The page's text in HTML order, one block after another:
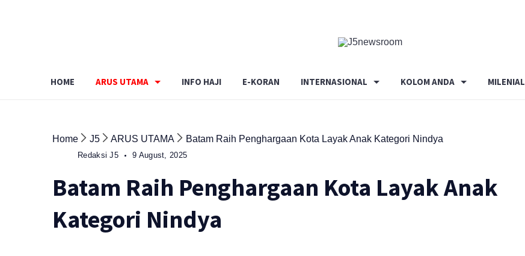
Pers
✔️
HOME ARUS UTAMA INFO HAJI E-KORAN INTERNASIONAL KOLOM ANDA MILENIAL
Home J5 ARUS UTAMA Batam Raih Penghargaan Kota Layak Anak Kategori Nindya
Redaksi J5 9 August, 2025
Batam Raih Penghargaan Kota Layak Anak
Kategori Nindya